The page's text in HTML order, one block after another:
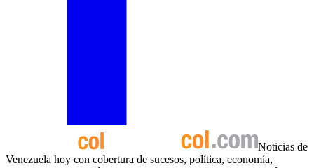
Noticias de
Venezuela hoy con cobertura de sucesos, política, economía,